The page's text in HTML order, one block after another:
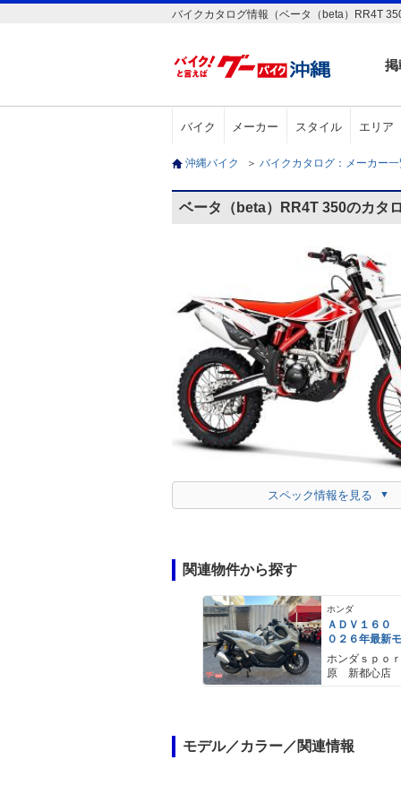
バイクカタログ情報（ベータ（beta）RR4T
バイク メーカー スタイル エリア
沖縄バイク ＞ バイクカタログ：メーカー
ベータ（beta）RR4T 350のカタ
スペック情報を見る
関連物件から探す
ホンダ
ＡＤＶ１６
０２６年最新
ールスモーキ
スマートキ
メットイン
ホンダｓｐｏ
原 新都心店
モデル／カラー／関連情報